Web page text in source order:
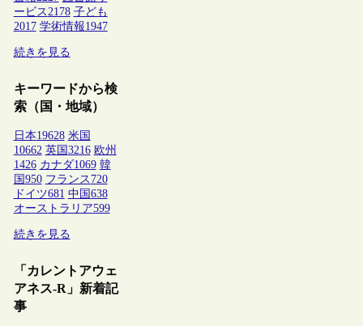
ービス 2178 子ども
2017 学術情報1947
続きを見る
キーワードから検
索（国・地域）
日本19628 米国
10662 英国 3216 欧州
1426 カナダ1069 韓
国 950 フランス 720
ドイツ681 中国 638
オーストラリア599
続きを見る
「カレントアウェ
アネス-R」新着記
事